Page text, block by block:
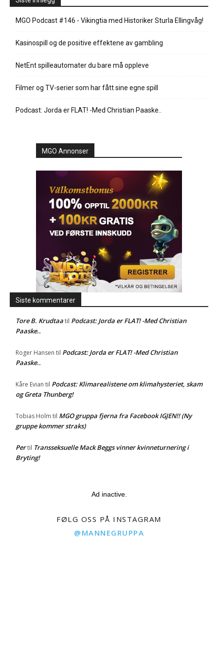
MGO Podcast #146 - Vikingtia med Historiker Sturla Ellingvåg!
Kasinospill og de positive effektene av gambling
NetEnt spilleautomater du bare må oppleve
Filmer og TV-serier som har fått sine egne spill
Podcast: Jorda er FLAT! -Med Christian Paaske..
MGO Annonser
Siste kommentarer
Tore B. Krudtaatil Podcast: Jorda er FLAT! -Med Christian
Paaske..
Roger Hansen til Podcast: Jorda er FLAT! -Med Christian
Paaske..
Kåre Evian til Podcast: Klimarealistene om klimahysteriet, skam
og Greta Thunberg!
Tobias Holm til MGO gruppa fjerna fra Facebook IGJEN!! (Ny
gruppe kommer straks)
Pertil Transseksuelle Mack Beggs vinner kvinneturnering i
Bryting!
Ad inactive.
FØLG OSS PÅ INSTAGRAM
@MANNEGRUPPA